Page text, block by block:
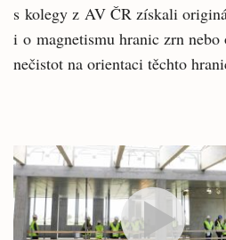
s kolegy z AV ČR získali
i o magnetismu hranic zrn nebo
nečistot na orientaci těchto
Související
články